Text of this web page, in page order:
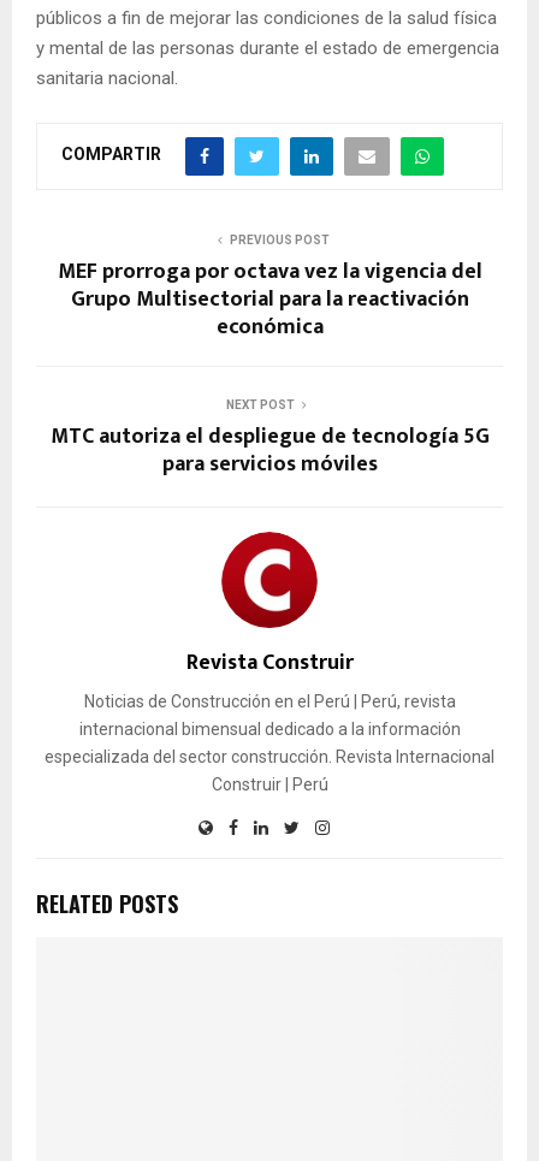
públicos a fin de mejorar las condiciones de la salud física
y mental de las personas durante el estado de emergencia
sanitaria nacional.
COMPARTIR
PREVIOUS POST
MEF prorroga por octava vez la vigencia del
Grupo Multisectorial para la reactivación
económica
NEXT POST
MTC autoriza el despliegue de tecnología 5G
para servicios móviles
Revista Construir
Noticias de Construcción en el Perú | Perú, revista
internacional bimensual dedicado a la información
especializada del sector construcción. Revista Internacional
Construir | Perú
RELATED POSTS